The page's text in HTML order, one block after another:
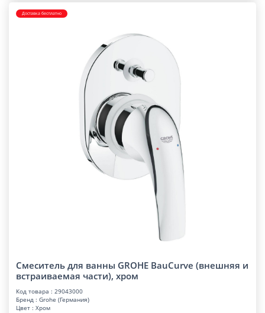
Доставка бесплатно
Смеситель для ванны GROHE BauCurve (внешняя и
встраиваемая части), хром
Код товара : 29043000
Бренд : Grohe (Германия)
Цвет : Хром